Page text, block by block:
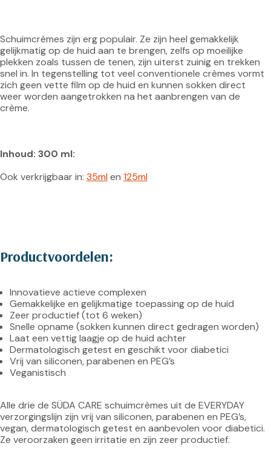
Schuimcrèmes zijn erg populair. Ze zijn heel gemakkelijk
gelijkmatig op de huid aan te brengen, zelfs op moeilijke
plekken zoals tussen de tenen, zijn uiterst zuinig en trekken
snel in. In tegenstelling tot veel conventionele crèmes vormt
zich geen vette film op de huid en kunnen sokken direct
weer worden aangetrokken na het aanbrengen van de
crème.
Inhoud: 300 ml:
Ook verkrijgbaar in: 35ml en 125ml
Productvoordelen:
Innovatieve actieve complexen
Gemakkelijke en gelijkmatige toepassing op de huid
Zeer productief (tot 6 weken)
Snelle opname (sokken kunnen direct gedragen worden)
Laat een vettig laagje op de huid achter
Dermatologisch getest en geschikt voor diabetici
Vrij van siliconen, parabenen en PEG’s
Veganistisch
Alle drie de SÜDA CARE schuimcrèmes uit de EVERYDAY
verzorgingslijn zijn vrij van siliconen, parabenen en PEG’s,
vegan, dermatologisch getest en aanbevolen voor diabetici.
Ze veroorzaken geen irritatie en zijn zeer productief.